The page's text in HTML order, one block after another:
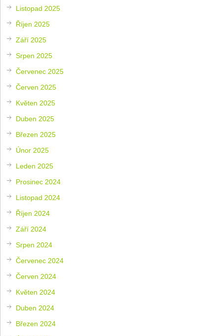
Listopad 2025
Říjen 2025
Září 2025
Srpen 2025
Červenec 2025
Červen 2025
Květen 2025
Duben 2025
Březen 2025
Únor 2025
Leden 2025
Prosinec 2024
Listopad 2024
Říjen 2024
Září 2024
Srpen 2024
Červenec 2024
Červen 2024
Květen 2024
Duben 2024
Březen 2024